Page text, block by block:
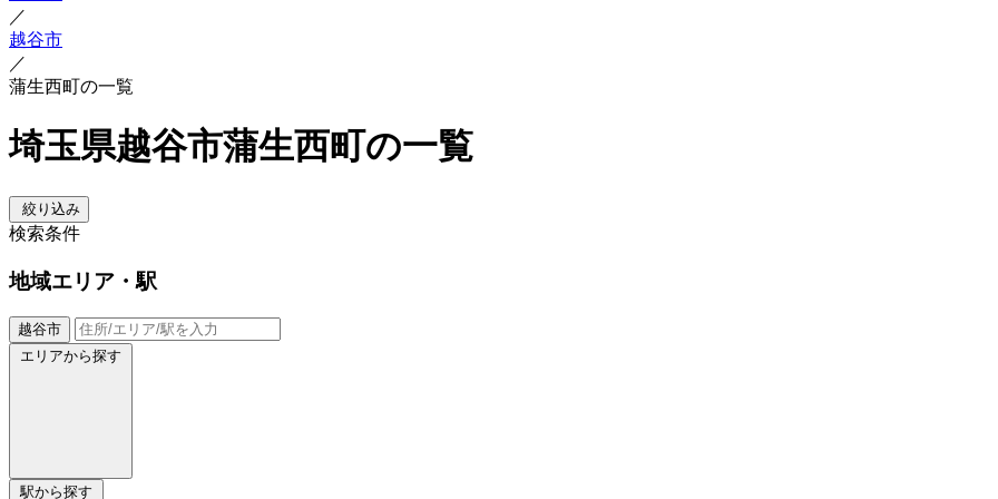
／
越谷市
／
蒲生西町の一覧
埼玉県越谷市蒲生西町の一覧
絞り込み
検索条件
地域エリア・駅
越谷市
エリアから探す
駅から探す